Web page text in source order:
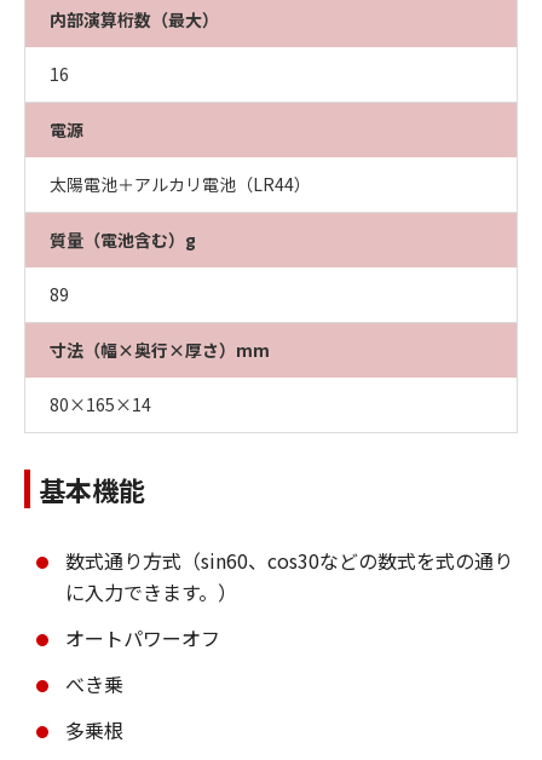
内部演算桁数（最大）
16
電源
太陽電池＋アルカリ電池（LR44）
質量（電池含む）g
89
寸法（幅×奥行×厚さ）mm
80×165×14
基本機能
数式通り方式（sin60、cos30などの数式を式の通り
に入力できます。）
オートパワーオフ
べき乗
多乗根